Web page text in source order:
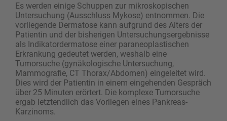
Es werden einige Schuppen zur mikroskopischen
Untersuchung (Ausschluss Mykose) entnommen. Die
vorliegende Dermatose kann aufgrund des ­Alters der
Patientin und der bisherigen Untersuchungsergebnisse
als Indikatordermatose einer ­paraneoplastischen
Erkrankung gedeutet werden, weshalb eine
Tumorsuche (gynäkologische Untersuchung,
Mammografie, CT Thorax/Abdomen) eingeleitet wird.
Dies wird der Patientin in einem eingehenden Gespräch
über 25 Minuten erörtert. Die komplexe Tumorsuche
ergab letztendlich das Vorliegen eines Pankreas-
Karzinoms.